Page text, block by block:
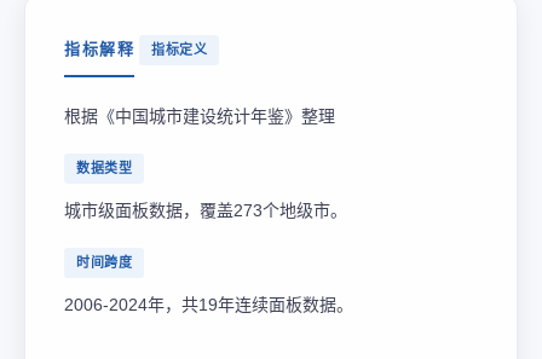
指标解释 指标定义
根据《中国城市建设统计年鉴》整理
数据类型
城市级面板数据，覆盖273个地级市。
时间跨度
2006-2024年，共19年连续面板数据。